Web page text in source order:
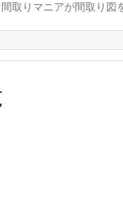
取りマニアが間取り図